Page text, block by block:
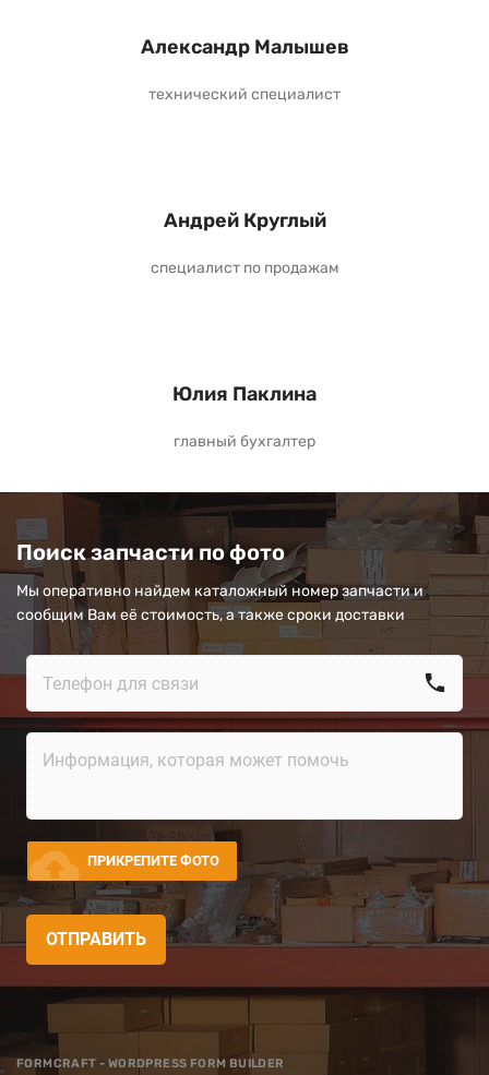
Александр Малышев
технический специалист
Андрей Круглый
специалист по продажам
Юлия Паклина
главный бухгалтер
Поиск запчасти по фото
Мы оперативно найдем каталожный номер запчасти и
сообщим Вам её стоимость, а также сроки доставки
call
cloud_upload ПРИКРЕПИТЕ ФОТО
ОТПРАВИТЬ
FORMCRAFT - WORDPRESS FORM BUILDER